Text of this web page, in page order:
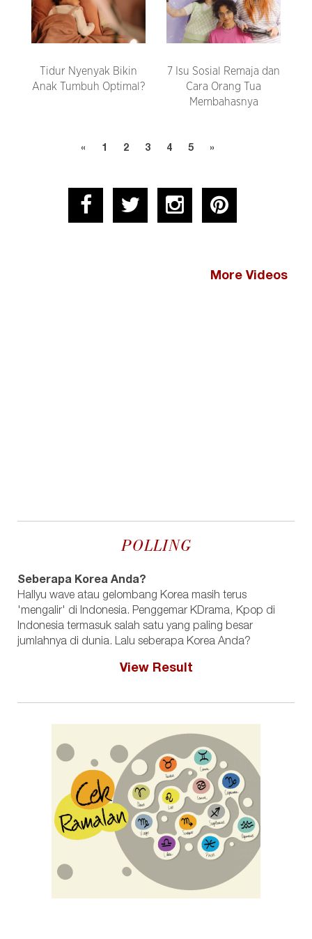
Tidur Nyenyak Bikin
Anak Tumbuh Optimal?
7 Isu Sosial Remaja dan
Cara Orang Tua
Membahasnya
« 1 2 3 4 5 »
More Videos
POLLING
Seberapa Korea Anda?
Hallyu wave atau gelombang Korea masih terus
'mengalir' di Indonesia. Penggemar KDrama, Kpop di
Indonesia termasuk salah satu yang paling besar
jumlahnya di dunia. Lalu seberapa Korea Anda?
View Result